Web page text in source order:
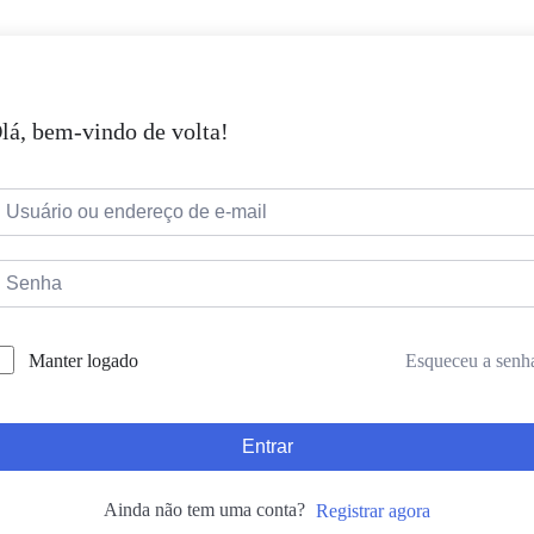
bem-vindo de volta!
Manter logado Esqueceu a
Entrar
Ainda não tem uma conta? Registrar agora